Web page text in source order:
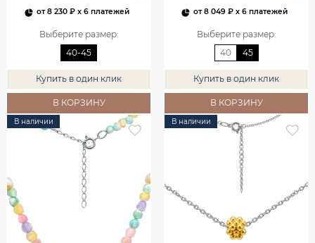
от8 230 ₽ x 6 платежей
Выберите размер:
40-45
Купить в один клик
В КОРЗИНУ
от8 049 ₽ x 6 платежей
Выберите размер:
40
45
Купить в один клик
В КОРЗИНУ
В наличии В наличии